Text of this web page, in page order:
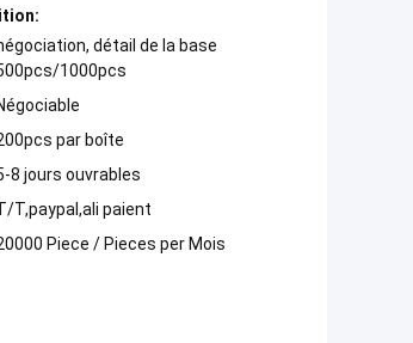
détail de la base
1000pcs
par boîte
8 jours ouvrables
T,paypal,ali paient
Piece / Pieces per Mois